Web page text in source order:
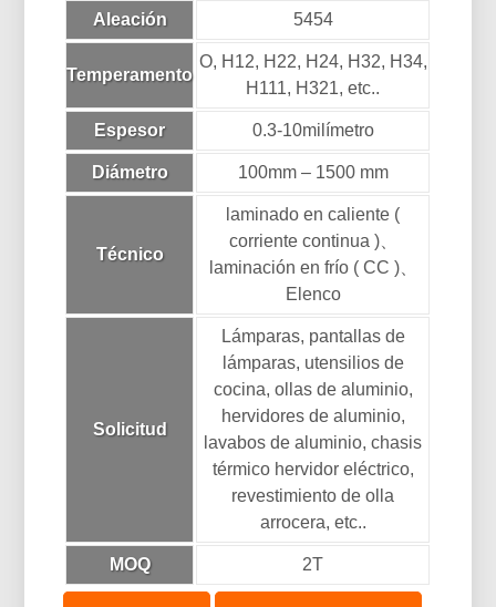
Aleación 5454
Temperamento
O, H12, H22, H24, H32, H34,
H111, H321, etc..
Espesor 0.3-10milímetro
Diámetro 100mm – 1500 mm
Técnico
laminado en caliente (
corriente continua )、
laminación en frío ( CC )、
Elenco
Solicitud
Lámparas, pantallas de
lámparas, utensilios de
cocina, ollas de aluminio,
hervidores de aluminio,
lavabos de aluminio, chasis
térmico hervidor eléctrico,
revestimiento de olla
arrocera, etc..
MOQ 2T